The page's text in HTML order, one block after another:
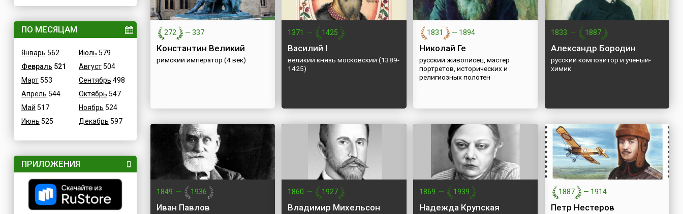
ПО МЕСЯЦАМ
Январь 562
Февраль 521
Март553
Апрель 544
Май 517
Июнь 525
Июль 579
Август504
Сентябрь 498
Октябрь 547
Ноябрь 524
Декабрь 597
ПРИЛОЖЕНИЯ
272 — 337
Константин Великий
римский император (4 век)
1371 — 1425
Василий I
великий князь московский (1389-
1425)
1831 — 1894
Николай Ге
русский живописец, мастер
портретов, исторических и
религиозных полотен
1833 — 1887
Александр Бородин
русский композитор и ученый-
химик
1849 — 1936
Иван Павлов
1860 — 1927
Владимир Михельсон
1869 — 1939
Надежда Крупская
1887 — 1914
Петр Нестеров